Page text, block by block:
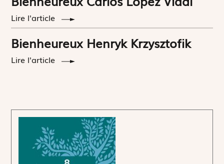
Lire l'article
Bienheureux Henryk Krzysztofik
Lire l'article